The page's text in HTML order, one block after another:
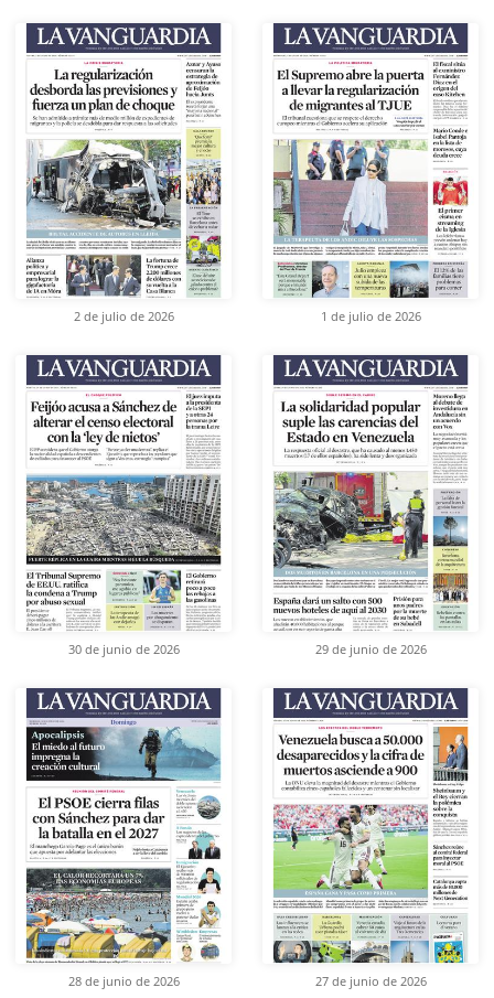
2 de julio de 2026 1 de julio de 2026
30 de junio de 2026 29 de junio de 2026
28 de junio de 2026 27 de junio de 2026